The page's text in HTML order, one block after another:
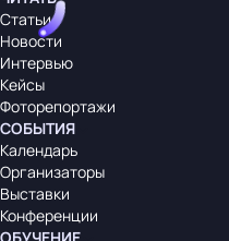
Статьи
Новости
Интервью
Кейсы
Фоторепортажи
СОБЫТИЯ
Календарь
Организаторы
Выставки
Конференции